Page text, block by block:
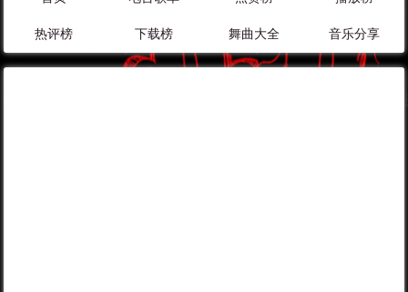
热评榜 下载榜 舞曲大全 音乐分享